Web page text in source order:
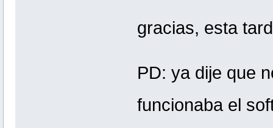
gracias, esta
PD: ya dije que
funcionaba el